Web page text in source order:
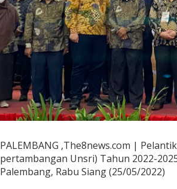
PALEMBANG ,The8news.com |
pertambangan Unsri) Tahun 2022-
Palembang, Rabu Siang (25/05/2022)